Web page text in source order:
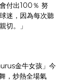
付出100％ 努
迷，因為每次聽
切。」
金牛女孩」今
，炒熱全場氣